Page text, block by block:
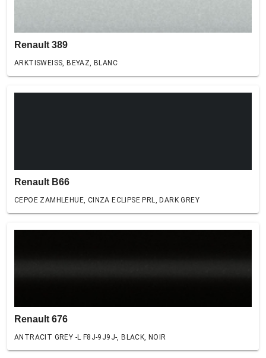
Renault 389
ARKTISWEISS, BEYAZ, BLANC
Renault B66
CEPOE ZAMHLEHUE, CINZA ECLIPSE PRL, DARK GREY
Renault 676
ANTRACIT GREY -L F8J-9J9J-, BLACK, NOIR